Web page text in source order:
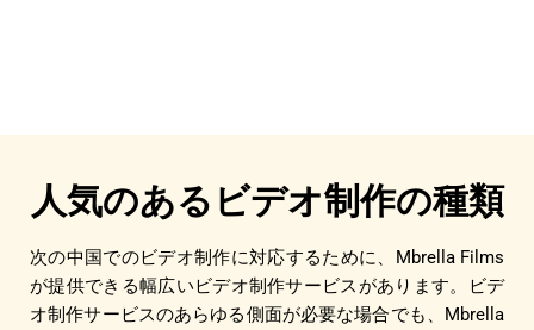
人気のあるビデオ制作の種類
次の中国でのビデオ制作に対応するために、Mbrella Films
が提供できる幅広いビデオ制作サービスがあります。ビデ
オ制作サービスのあらゆる側面が必要な場合でも、Mbrella